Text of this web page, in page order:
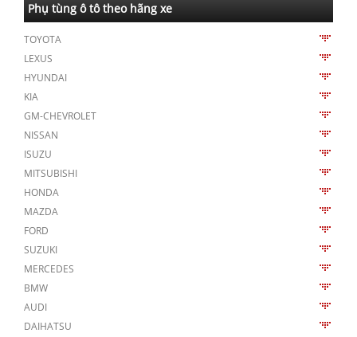
Phụ tùng ô tô theo hãng xe
TOYOTA
LEXUS
HYUNDAI
KIA
GM-CHEVROLET
NISSAN
ISUZU
MITSUBISHI
HONDA
MAZDA
FORD
SUZUKI
MERCEDES
BMW
AUDI
DAIHATSU